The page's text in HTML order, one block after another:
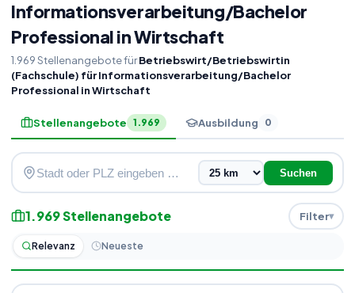
Informationsverarbeitung/Bachelor
Professional in Wirtschaft
1.969StellenangebotefürBetriebswirt/Betriebswirtin
(Fachschule) für Informationsverarbeitung/Bachelor
Professional in Wirtschaft
Stellenangebote 1.969 Ausbildung 0
Suchen
1.969Stellenangebote
Relevanz Neueste
Filter